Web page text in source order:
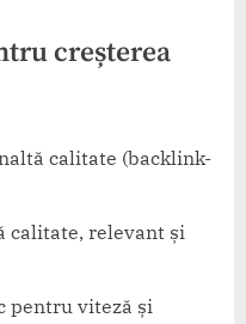
creșterea
calitate (backlink-
calitate, relevant și
pentru viteză și